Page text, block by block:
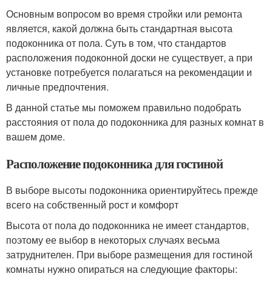
Основным вопросом во время стройки или ремонта
является, какой должна быть стандартная высота
подоконника от пола. Суть в том, что стандартов
расположения подоконной доски не существует, а при
установке потребуется полагаться на рекомендации и
личные предпочтения.
В данной статье мы поможем правильно подобрать
расстояния от пола до подоконника для разных комнат в
вашем доме.
Расположение подоконника для гостиной
В выборе высоты подоконника ориентируйтесь прежде
всего на собственный рост и комфорт
Высота от пола до подоконника не имеет стандартов,
поэтому ее выбор в некоторых случаях весьма
затруднителен. При выборе размещения для гостиной
комнаты нужно опираться на следующие факторы: